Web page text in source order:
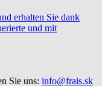
erhalten Sie dank
und mit
Sie uns: info@frais.sk